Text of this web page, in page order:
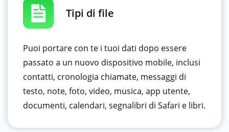
Tipi di file
Puoi portare con te i tuoi dati dopo essere
passato a un nuovo dispositivo mobile, inclusi
contatti, cronologia chiamate, messaggi di
testo, note, foto, video, musica, app utente,
documenti, calendari, segnalibri di Safari e libri.